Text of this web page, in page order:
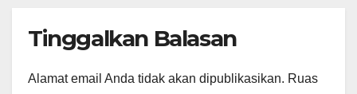
Tinggalkan Balasan
Alamat email Anda tidak akan dipublikasikan. Ruas